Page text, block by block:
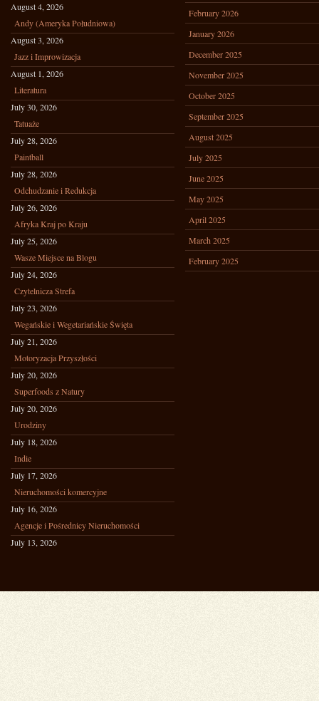
August 4, 2026
Andy (Ameryka Południowa)
August 3, 2026
Jazz i Improwizacja
August 1, 2026
Literatura
July 30, 2026
Tatuaże
July 28, 2026
Paintball
July 28, 2026
Odchudzanie i Redukcja
July 26, 2026
Afryka Kraj po Kraju
July 25, 2026
Wasze Miejsce na Blogu
July 24, 2026
Czytelnicza Strefa
July 23, 2026
Wegańskie i Wegetariańskie Święta
July 21, 2026
Motoryzacja Przyszłości
July 20, 2026
Superfoods z Natury
July 20, 2026
Urodziny
July 18, 2026
Indie
July 17, 2026
Nieruchomości komercyjne
July 16, 2026
Agencje i Pośrednicy Nieruchomości
July 13, 2026
February 2026
January 2026
December 2025
November 2025
October 2025
September 2025
August 2025
July 2025
June 2025
May 2025
April 2025
March 2025
February 2025